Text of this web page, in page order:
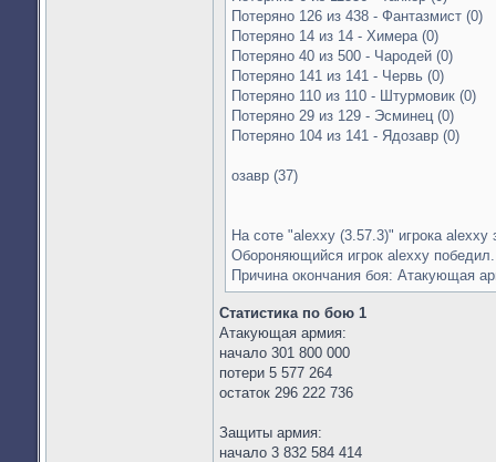
Потеряно 126 из 438 - Фантазмист (0)
Потеряно 14 из 14 - Химера (0)
Потеряно 40 из 500 - Чародей (0)
Потеряно 141 из 141 - Червь (0)
Потеряно 110 из 110 - Штурмовик (0)
Потеряно 29 из 129 - Эсминец (0)
Потеряно 104 из 141 - Ядозавр (0)
озавр (37)
На соте "alexxy (3.57.3)" игрока
Обороняющийся игрок alexxy победил.
Причина окончания боя: Атакующая
Статистика по бою 1
Атакующая армия:
начало 301 800 000
потери 5 577 264
остаток 296 222 736
Защиты армия:
начало 3 832 584 414